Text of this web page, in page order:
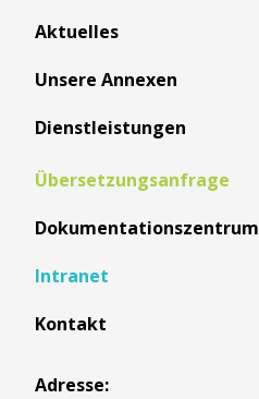
Aktuelles
Unsere Annexen
Dienstleistungen
Übersetzungsanfrage
Dokumentationszentrum
Intranet
Kontakt
Adresse: